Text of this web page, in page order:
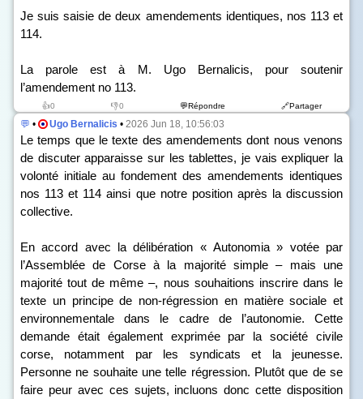
Je suis saisie de deux amendements identiques, nos 113 et
114.
La parole est à M. Ugo Bernalicis, pour soutenir
l’amendement no 113.
👍0 👎0 💬Répondre 🔗Partager
💬 • Ugo Bernalicis • 2026 Jun 18, 10:56:03
Le temps que le texte des amendements dont nous venons
de discuter apparaisse sur les tablettes, je vais expliquer la
volonté initiale au fondement des amendements identiques
nos 113 et 114 ainsi que notre position après la discussion
collective.
En accord avec la délibération « Autonomia » votée par
l’Assemblée de Corse à la majorité simple – mais une
majorité tout de même –, nous souhaitions inscrire dans le
texte un principe de non-régression en matière sociale et
environnementale dans le cadre de l’autonomie. Cette
demande était également exprimée par la société civile
corse, notamment par les syndicats et la jeunesse.
Personne ne souhaite une telle régression. Plutôt que de se
faire peur avec ces sujets, incluons donc cette disposition